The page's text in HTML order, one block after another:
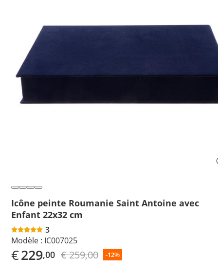
Icône peinte Roumanie Saint Antoine avec
Enfant 22x32 cm
3
Modèle : IC007025
€229,00 € 259,00 -12%